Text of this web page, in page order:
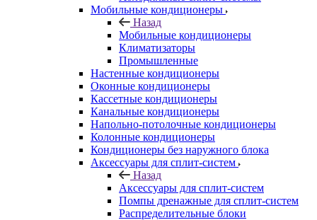
Мобильные кондиционеры
Назад
Мобильные кондиционеры
Климатизаторы
Промышленные
Настенные кондиционеры
Оконные кондиционеры
Кассетные кондиционеры
Канальные кондиционеры
Напольно-потолочные кондиционеры
Колонные кондиционеры
Кондиционеры без наружного блока
Аксессуары для сплит-систем
Назад
Аксессуары для сплит-систем
Помпы дренажные для сплит-систем
Распределительные блоки